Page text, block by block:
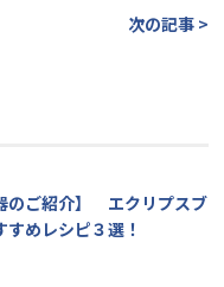
次の記事 >
のご紹介】 エクリプスブ
すめレシピ３選！